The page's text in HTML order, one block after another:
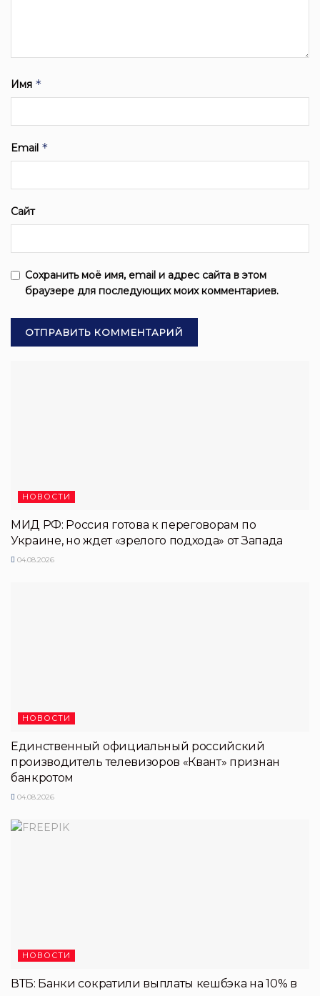
Имя *
Email *
Сайт
Сохранить моё имя, email и адрес сайта в этом
браузере для последующих моих комментариев.
НОВОСТИ
МИД РФ: Россия готова к переговорам по
Украине, но ждет «зрелого подхода» от Запада
04.08.2026
НОВОСТИ
Единственный официальный российский
производитель телевизоров «Квант» признан
банкротом
04.08.2026
НОВОСТИ
ВТБ: Банки сократили выплаты кешбэка на 10% в